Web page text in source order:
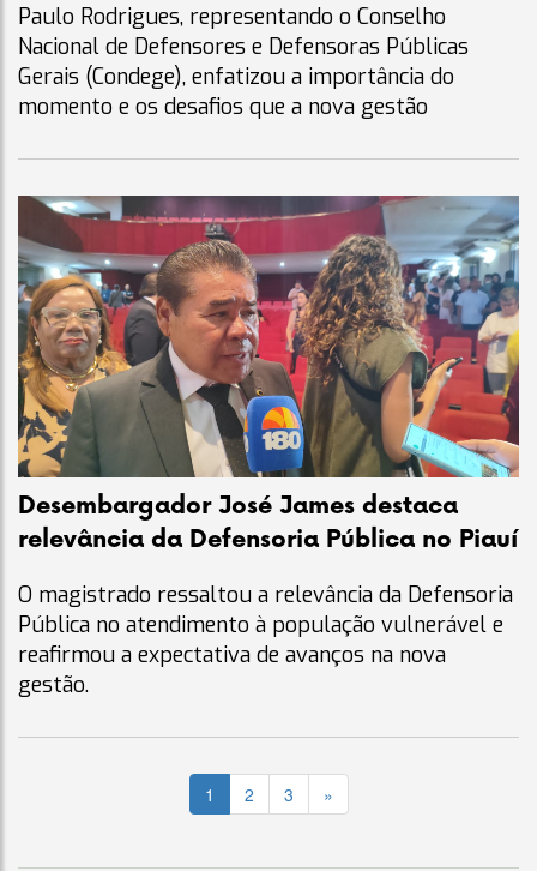
Paulo Rodrigues, representando o Conselho
Nacional de Defensores e Defensoras Públicas
Gerais (Condege), enfatizou a importância do
momento e os desafios que a nova gestão
Desembargador José James destaca
relevância da Defensoria Pública no Piauí
O magistrado ressaltou a relevância da Defensoria
Pública no atendimento à população vulnerável e
reafirmou a expectativa de avanços na nova
gestão.
1 2 3 »